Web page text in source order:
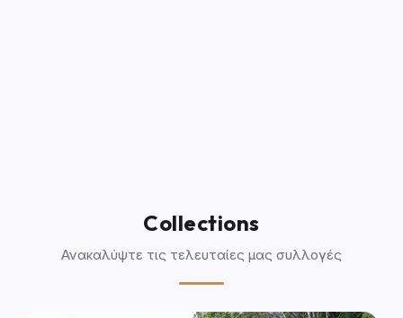
Collections
Ανακαλύψτε τις τελευταίες μας συλλογές